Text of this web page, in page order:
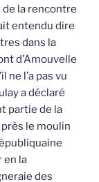
la rencontre
entendu dire
dans la
d’Amouvelle
ne l’a pas vu
a déclaré
partie de la
le moulin
en la
des